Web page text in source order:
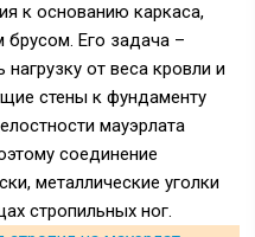
к основанию каркаса,
Его задача –
от веса кровли и
стены к фундаменту
мауэрлата
соединение
металлические уголки
стропильных ног.